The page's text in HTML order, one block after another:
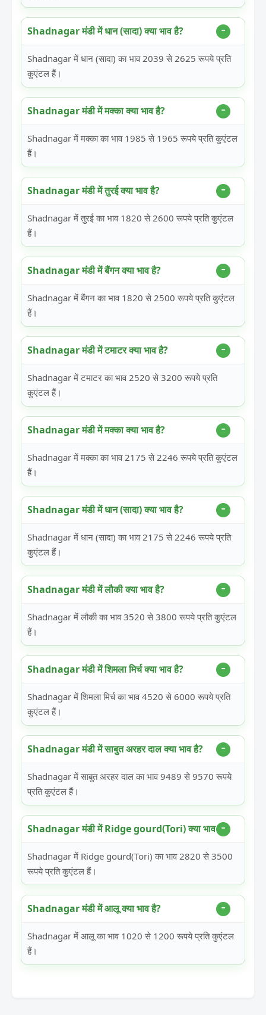
Shadnagar मंडी में धान (सादा) क्या भाव है?
Shadnagar में धान (सादा) का भाव 2039 से 2625 रूपये प्रति
कुएंटल हैं।
Shadnagar मंडी में मक्का क्या भाव है?
Shadnagar में मक्का का भाव 1985 से 1965 रूपये प्रति कुएंटल
हैं।
Shadnagar मंडी में तुरई क्या भाव है?
Shadnagar में तुरई का भाव 1820 से 2600 रूपये प्रति कुएंटल
हैं।
Shadnagar मंडी में बैंगन क्या भाव है?
Shadnagar में बैंगन का भाव 1820 से 2500 रूपये प्रति कुएंटल
हैं।
Shadnagar मंडी में टमाटर क्या भाव है?
Shadnagar में टमाटर का भाव 2520 से 3200 रूपये प्रति
कुएंटल हैं।
Shadnagar मंडी में मक्का क्या भाव है?
Shadnagar में मक्का का भाव 2175 से 2246 रूपये प्रति कुएंटल
हैं।
Shadnagar मंडी में धान (सादा) क्या भाव है?
Shadnagar में धान (सादा) का भाव 2175 से 2246 रूपये प्रति
कुएंटल हैं।
Shadnagar मंडी में लौकी क्या भाव है?
Shadnagar में लौकी का भाव 3520 से 3800 रूपये प्रति कुएंटल
हैं।
Shadnagar मंडी में शिमला मिर्च क्या भाव है?
Shadnagar में शिमला मिर्च का भाव 4520 से 6000 रूपये प्रति
कुएंटल हैं।
Shadnagar मंडी में साबुत अरहर दाल क्या भाव है?
Shadnagar में साबुत अरहर दाल का भाव 9489 से 9570 रूपये
प्रति कुएंटल हैं।
Shadnagar मंडी में Ridge gourd(Tori) क्या भाव है?
Shadnagar में Ridge gourd(Tori) का भाव 2820 से 3500
रूपये प्रति कुएंटल हैं।
Shadnagar मंडी में आलू क्या भाव है?
Shadnagar में आलू का भाव 1020 से 1200 रूपये प्रति कुएंटल
हैं।